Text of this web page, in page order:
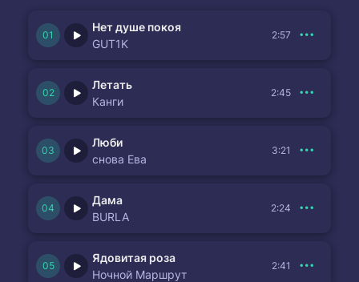
Нет душе покоя
GUT1K
2:57
Летать
Канги
2:45
Люби
снова Ева
3:21
Дама
BURLA
2:24
Ядовитая роза
Ночной Маршрут
2:41